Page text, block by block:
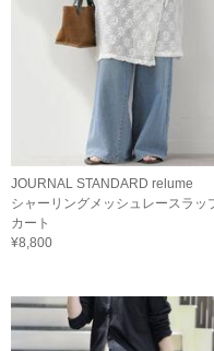
JOURNAL STANDARD relume
シャーリングメッシュレースラッ
カート
¥8,800